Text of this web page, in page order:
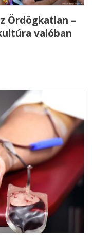
Ördögkatlan –
valóban